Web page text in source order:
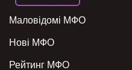
Маловідомі МФО
Нові МФО
Рейтинг МФО